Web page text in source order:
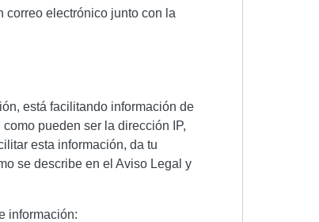
correo electrónico junto con la
está facilitando información de
pueden ser la dirección IP,
esta información, da tu
se describe en el Aviso Legal y
información: